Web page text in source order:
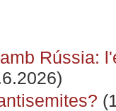
Rússia: